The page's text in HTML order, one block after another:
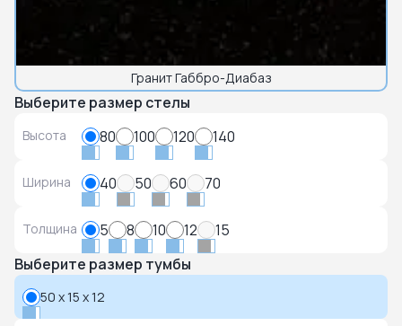
Гранит Габбро-Диабаз
Выберите размер стелы
Высота 80 100 120 140
Ширина 40 50 60 70
Толщина 5 8 10 12
15
Выберите размер тумбы
50 x 15 x 12